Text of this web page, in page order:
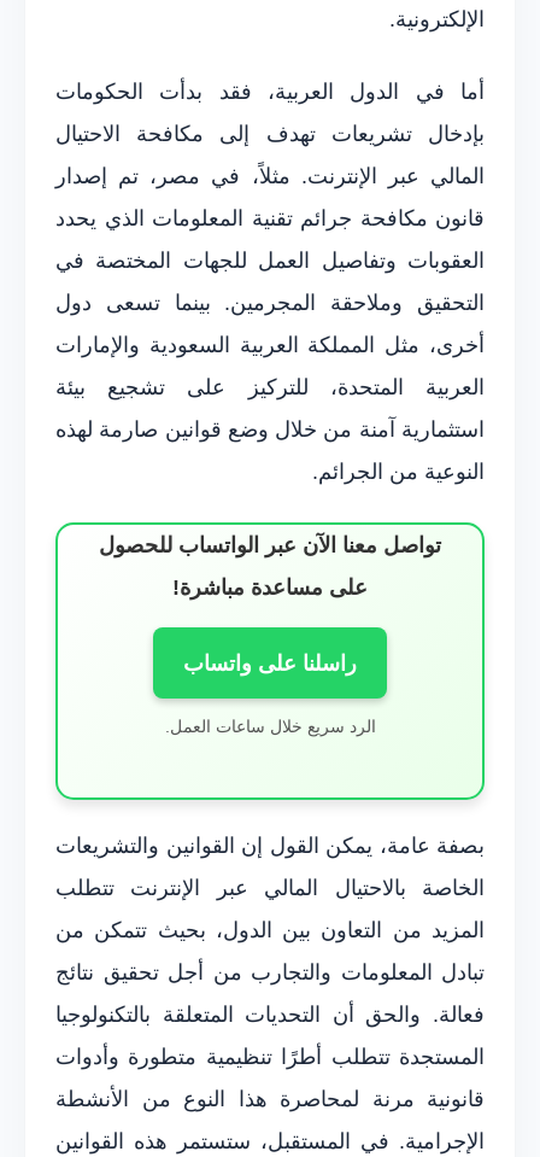
الإلكترونية.
أما في الدول العربية، فقد بدأت الحكومات
بإدخال تشريعات تهدف إلى مكافحة الاحتيال
المالي عبر الإنترنت. مثلاً، في مصر، تم إصدار
قانون مكافحة جرائم تقنية المعلومات الذي يحدد
العقوبات وتفاصيل العمل للجهات المختصة في
التحقيق وملاحقة المجرمين. بينما تسعى دول
أخرى، مثل المملكة العربية السعودية والإمارات
العربية المتحدة، للتركيز على تشجيع بيئة
استثمارية آمنة من خلال وضع قوانين صارمة لهذه
النوعية من الجرائم.
تواصل معنا الآن عبر الواتساب للحصول
على مساعدة مباشرة!
راسلنا على واتساب
الرد سريع خلال ساعات العمل.
بصفة عامة، يمكن القول إن القوانين والتشريعات
الخاصة بالاحتيال المالي عبر الإنترنت تتطلب
المزيد من التعاون بين الدول، بحيث تتمكن من
تبادل المعلومات والتجارب من أجل تحقيق نتائج
فعالة. والحق أن التحديات المتعلقة بالتكنولوجيا
المستجدة تتطلب أطرًا تنظيمية متطورة وأدوات
قانونية مرنة لمحاصرة هذا النوع من الأنشطة
الإجرامية. في المستقبل، ستستمر هذه القوانين